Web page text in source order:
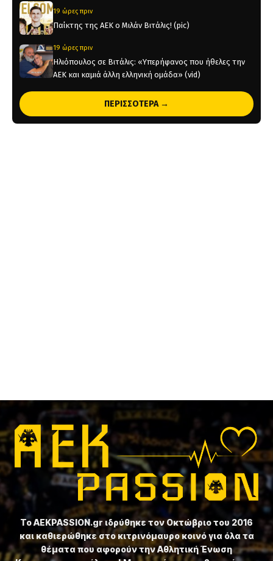
19 ώρες πριν
Παίκτης της ΑΕΚ ο Μιλάν Βιτάλις! (pic)
19 ώρες πριν
Ηλιόπουλος σε Βιτάλις: «Υπερήφανος που ήθελες την
ΑΕΚ και καμιά άλλη ελληνική ομάδα» (vid)
ΠΕΡΙΣΣΟΤΕΡΑ →
Το ⁦AEKPASSION.gr⁩ ιδρύθηκε τον Οκτώβριο του 2016
και καθιερώθηκε στο κιτρινόμαυρο κοινό για όλα τα
θέματα που αφορούν την Αθλητική Ένωση